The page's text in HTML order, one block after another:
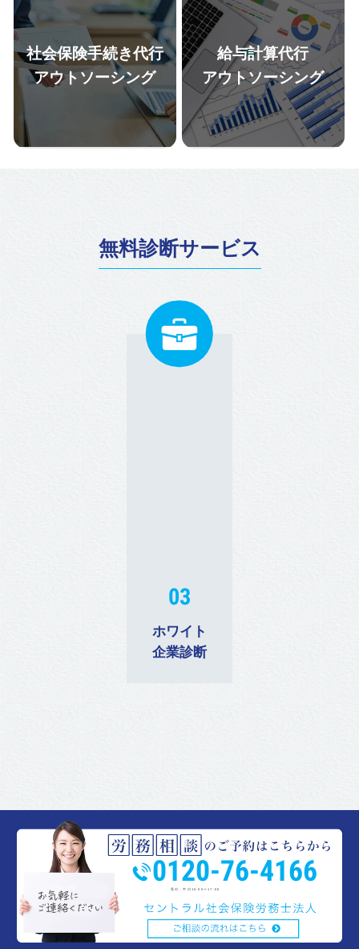
「働き方改革関連法、その他労
働法の改正に対応できているか
不安」という経営者・人事労務
担当者の方はまずは「労務監
査」で現状を可視化することを
推奨いたします。
ら、目の前で起きている権利の
主張、トラブルの火消しの初動
対応のための相談等にご対応い
たします。その他、経営者や人
事労務担当者が知っておくべき
法改正の情報をタイムリーにお
伝えいたします。
就業規則の雛形はインターネッ
トで手に入る時代です。そのよ
うな時代だからこそ、専門家が
すいメニューにしています。
労務監査の結果に基づき、貴社
の人事労務の課題の優先順位を
付け、毎月、伴走しながら改善
社会保険手続き代行
アウトソーシング
はいえ、まだまだ社会保険手続
きは煩雑です。本業に注力いた
だくためにも当法人は社会保険
手続きのアウトソーシングをサ
給与計算代行
アウトソーシング
給与計算にご対応いたします。
企業の特徴にあわせた業務フロ
ーの構築、年間業務カレンダー
にて作業スケジュールを提示し
ています。給与計算業務を確実
無料診断サービス
03
ホワイト
企業診断
0120-76-4166
受付：平日10:00〜17:00